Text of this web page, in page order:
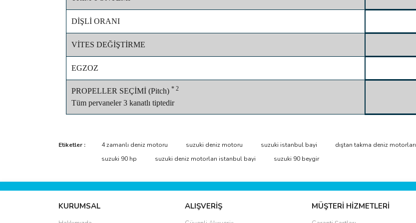
DİŞLİ ORANI
VİTES DEĞİŞTİRME
EGZOZ
PROPELLER SEÇİMİ (Pitch) * 2
Tüm pervaneler 3 kanatlı tiptedir
Bu ürüne ilk yorumu siz yapın!
Yorum Yaz
Görüş ve önerileriniz için teşekkür ederiz.
Ürün açıklamasında eksik bilgiler bulunuyor.
Etiketler : 4 zamanlı deniz motoru suzuki deniz motoru suzuki istanbul bayi dıştan takma deniz motorları
suzuki 90 hp
suzuki deniz motorları istanbul bayi suzuki 90 beygir
KURUMSAL ALIŞVERİŞ MÜŞTERİ HİZMETLERİ